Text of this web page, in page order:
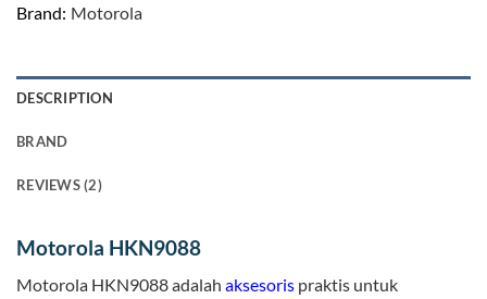
Brand: Motorola
DESCRIPTION
BRAND
REVIEWS (2)
Motorola HKN9088
Motorola HKN9088 adalah aksesoris praktis untuk